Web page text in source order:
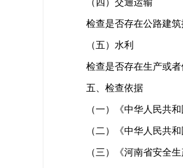
（四）交通运输
检查是否存在公路建
（五）水利
检查是否存在生产或
五、检查依据
（一）《中华人民共
（二）《中华人民共
（三）《河南省安全生